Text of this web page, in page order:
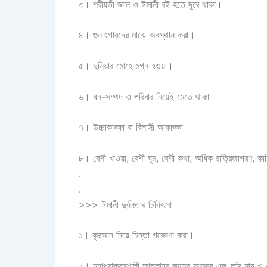
৩। শরীয়তী জ্ঞান ও ঈমানী বই হতে দূরে থাকা।
৪। গুনাহগারদের মাঝে অবস্থান করা।
৫। দুনিয়ার মোহে মগ্ন হওয়া।
৬। ধন-সম্পদ ও পরিবার নিয়েই মেতে থাকা।
৭। উচ্চাকাঙ্ক্ষা বা বিলাসী আকাঙ্ক্ষা।
৮। বেশী খাওয়া, বেশী ঘুম, বেশী কথা, অধিক রাত্রিজাগরণ,
.
.
>>> ঈমানী দুর্বলতার চিকিৎসা
১। কুরআন নিয়ে চিন্তা গবেষণা করা।